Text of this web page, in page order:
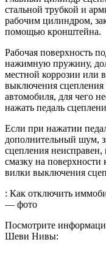
стальной трубкой и
рабочим цилиндром,
помощью кронштейна.
Рабочая поверхность
нажимную пружину,
местной коррозии
выключения сцепления
автомобиля, для чего
нажать педаль
Если при нажатии
дополнительный шум,
сцепления
смазку на
вилки выключения
: Как отключить
— фото
Посмотрите
Шеви Нивы: